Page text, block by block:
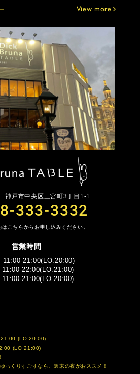
View more
神戸市中央区三宮町3丁目1-1
333-3332
こちらからお申し込みください。
営業時間
11:00-21:00(LO.20:00)
11:00-22:00(LO.21:00)
11:00-21:00(LO.20:00)
(LO 20:00)
(LO 21:00)
っくりすごすなら、週末の夜がおススメ！